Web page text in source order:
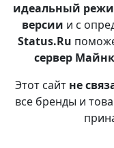
идеальный
версии и с
Status.Ru
сервер
Этот сайт не
все бренды и